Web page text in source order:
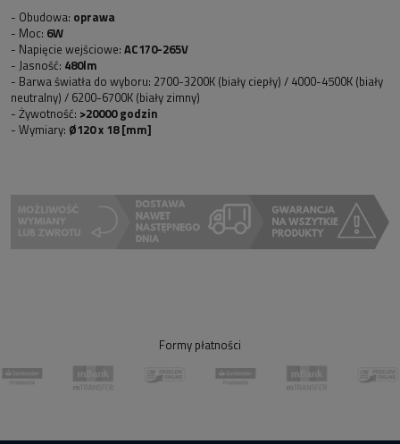
- Obudowa: oprawa
- Moc: 6W
- Napięcie wejściowe: AC170-265V
- Jasność: 480lm
- Barwa światła do wyboru: 2700-3200K (biały ciepły) / 4000-4500K (biały
neutralny) / 6200-6700K (biały zimny)
- Żywotność: >20000 godzin
- Wymiary: Ø120 x 18 [mm]
Formy płatności